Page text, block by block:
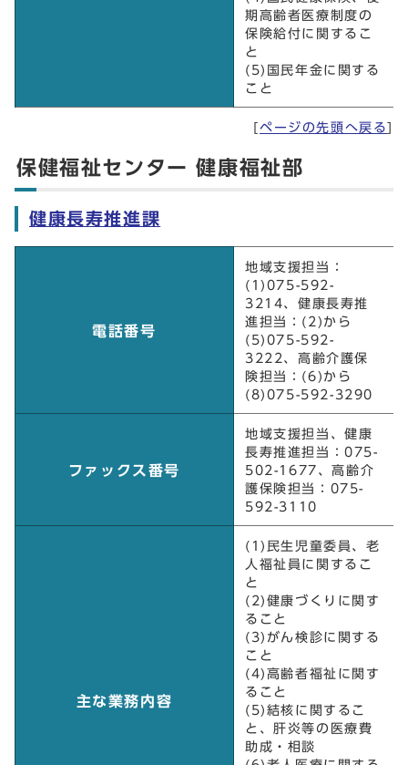
期高齢者医療制度の
保険給付に関するこ
と
(5)国民年金に関する
こと
ページの先頭へ戻る
保健福祉センター 健康福祉部
健康長寿推進課
電話番号
地域支援担当：
(1)075-592-
3214、健康長寿推
進担当：(2)から
(5)075-592-
3222、高齢介護保
険担当：(6)から
(8)075-592-3290
ファックス番号
地域支援担当、健康
長寿推進担当：075-
502-1677、高齢介
護保険担当：075-
592-3110
主な業務内容
(1)民生児童委員、老
人福祉員に関するこ
と
(2)健康づくりに関す
ること
(3)がん検診に関する
こと
(4)高齢者福祉に関す
ること
(5)結核に関するこ
と、肝炎等の医療費
助成・相談